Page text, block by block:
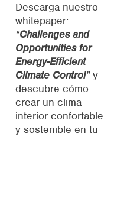
Descarga nuestro
whitepaper:
“Challenges and
Opportunities for
Energy-Efficient
Climate Control”y
descubre cómo
crear un clima
interior confortable
y sostenible en tu